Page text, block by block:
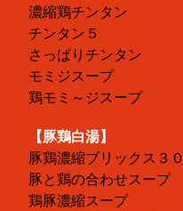
濃縮鶏チンタン
チンタン５
さっぱりチンタン
モミジスープ
鶏モミ～ジスープ
【豚鶏白湯】
豚鶏濃縮ブリックス３０
豚と鶏の合わせスープ
鶏豚濃縮スープ